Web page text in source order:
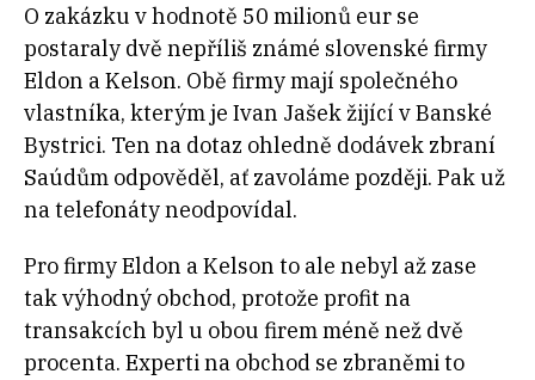
O zakázku v hodnotě 50 milionů eur se
postaraly dvě nepříliš známé slovenské firmy
Eldon a Kelson. Obě firmy mají společného
vlastníka, kterým je Ivan Jašek žijící v Banské
Bystrici. Ten na dotaz ohledně dodávek zbraní
Saúdům odpověděl, ať zavoláme později. Pak už
na telefonáty neodpovídal.
Pro firmy Eldon a Kelson to ale nebyl až zase
tak výhodný obchod, protože profit na
transakcích byl u obou firem méně než dvě
procenta. Experti na obchod se zbraněmi to